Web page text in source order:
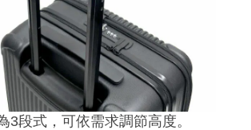
3段式，可依需求調節高度。